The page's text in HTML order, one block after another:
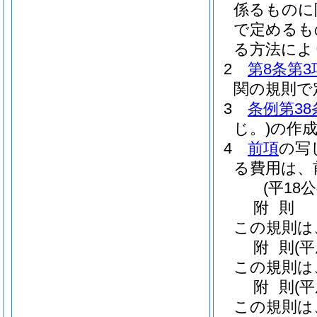
係るもの
で定める
る方法に
2
第8条第3
関の規則
3
条例第38
じ。)の作
4
前項の写
る費用は
(平18
附 則
この規則
附 則 (
この規則
附 則 (
この規則